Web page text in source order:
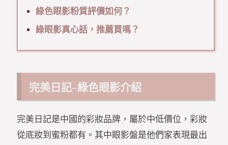
綠色眼影粉質評價如何？
綠眼影真心話，推薦買嗎？
完美日記–綠色眼影介紹
完美日記是中國的彩妝品牌，屬於中低價位，彩妝
從底妝到蜜粉都有。其中眼影盤是他們家表現最出